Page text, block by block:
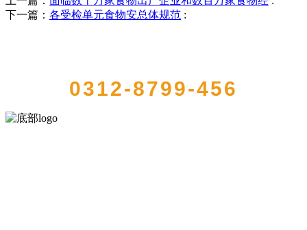
下一篇： 各受检单元食物安总体规范 :
0312-8799-456